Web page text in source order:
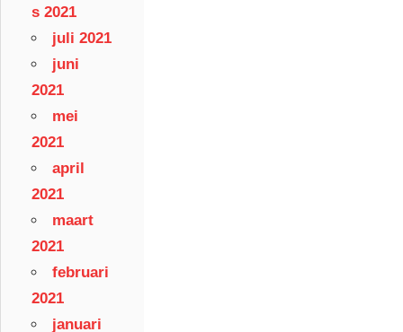
s 2021
juli 2021
juni
2021
mei
2021
april
2021
maart
2021
februari
2021
januari